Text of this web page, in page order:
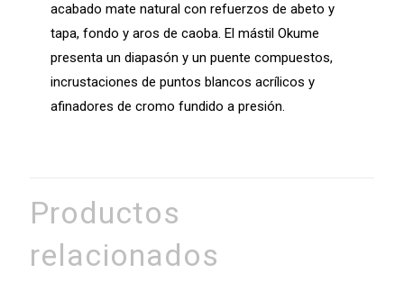
acabado mate natural con refuerzos de abeto y
tapa, fondo y aros de caoba.El mástil Okume
presenta un diapasón y un puente compuestos,
incrustaciones de puntos blancos acrílicos y
afinadores de cromo fundido a presión.
Productos
relacionados